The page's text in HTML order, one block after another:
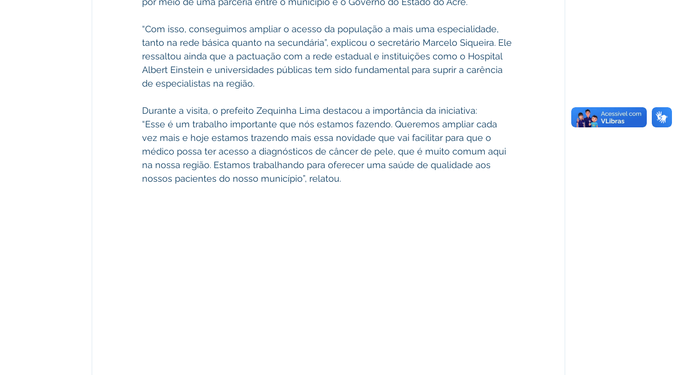
“Com isso, conseguimos ampliar o acesso da população a mais uma especialidade,
tanto na rede básica quanto na secundária”, explicou o secretário Marcelo Siqueira. Ele
ressaltou ainda que a pactuação com a rede estadual e instituições como o Hospital
Albert Einstein e universidades públicas tem sido fundamental para suprir a carência
de especialistas na região.
Durante a visita, o prefeito Zequinha Lima destacou a importância da iniciativa:
“Esse é um trabalho importante que nós estamos fazendo. Queremos ampliar cada
vez mais e hoje estamos trazendo mais essa novidade que vai facilitar para que o
médico possa ter acesso a diagnósticos de câncer de pele, que é muito comum aqui
na nossa região. Estamos trabalhando para oferecer uma saúde de qualidade aos
nossos pacientes do nosso município”, relatou.